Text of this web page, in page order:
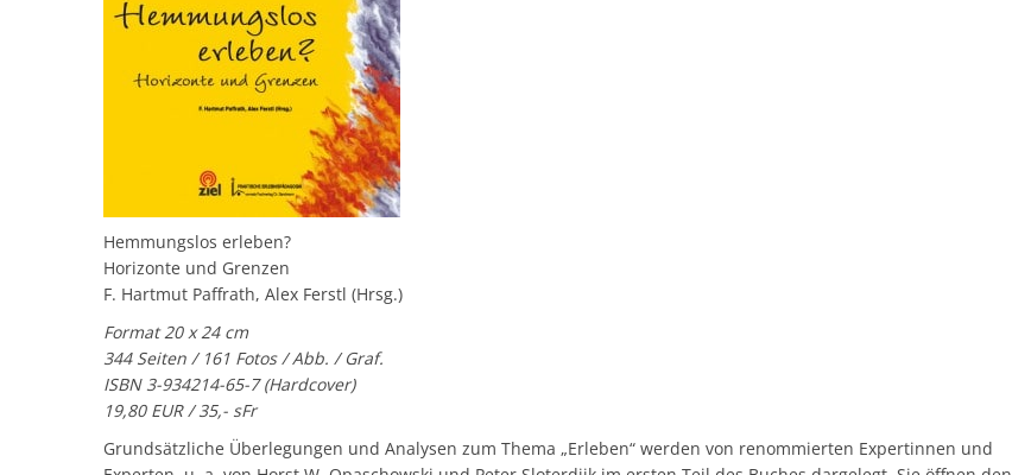
Hemmungslos erleben?
Horizonte und Grenzen
F. Hartmut Paffrath, Alex Ferstl (Hrsg.)
Format 20 x 24 cm
344 Seiten / 161 Fotos / Abb. / Graf.
ISBN 3-934214-65-7 (Hardcover)
19,80 EUR / 35,- sFr
Grundsätzliche Überlegungen und Analysen zum Thema „Erleben“ werden von renommierten Expertinnen und